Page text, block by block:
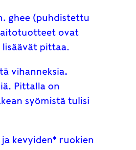
ghee (puhdistettu
ovat
pittaa.
vihanneksia.
Pittalla on
syömistä tulisi
kevyiden* ruokien